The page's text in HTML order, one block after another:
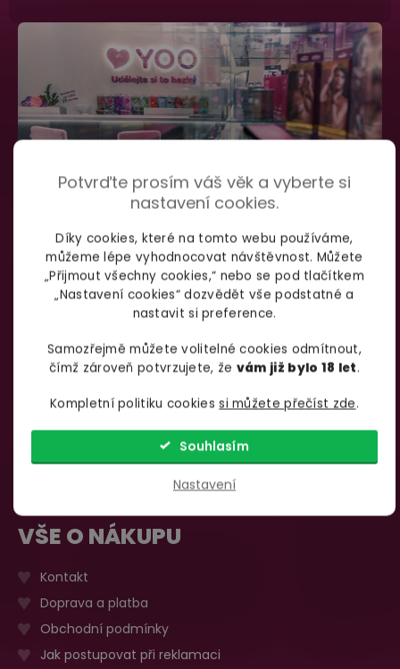
Potvrďte prosím váš věk a vyberte si
nastavení cookies.
Díky cookies, které na tomto webu používáme,
můžeme lépe vyhodnocovat návštěvnost. Můžete
„Přijmout všechny cookies,“ nebo se pod tlačítkem
„Nastavení cookies“ dozvědět vše podstatné a
nastavit si preference.
Samozřejmě můžete volitelné cookies odmítnout,
čímž zároveň potvrzujete, že vám již bylo 18 let.
Kompletní politiku cookiessi můžete přečíst zde.
Nastavení
Souhlasím
SHOWROOM BRNO
Špitálka 23a Brno, 602 00
735 876 206
Otevírací doba:
Pondělí – pátek:
Zavřeno
VŠE O NÁKUPU
Kontakt
Doprava a platba
Obchodní podmínky
Jak postupovat při reklamaci